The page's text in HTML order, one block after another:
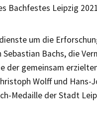
Bachfestes Leipzig
um die
Sebastian Bachs, die
der gemeinsam
Wolff und Hans-
Medaille der Stadt